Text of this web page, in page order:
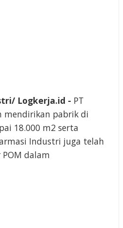
Logkerja.id - PT
mendirikan pabrik di
18.000 m2 serta
Industri juga telah
dalam